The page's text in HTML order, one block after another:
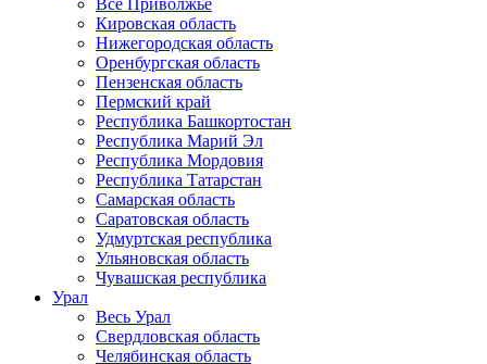
Всё Приволжье
Кировская область
Нижегородская область
Оренбургская область
Пензенская область
Пермский край
Республика Башкортостан
Республика Марий Эл
Республика Мордовия
Республика Татарстан
Самарская область
Саратовская область
Удмуртская республика
Ульяновская область
Чувашская республика
Урал
Весь Урал
Свердловская область
Челябинская область